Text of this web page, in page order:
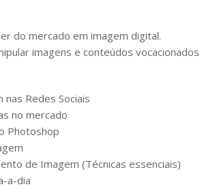
do mercado em imagem digital.
imagens e conteúdos
Redes Sociais
no mercado
Photoshop
de Imagem (Técnicas essenciais)
a-dia